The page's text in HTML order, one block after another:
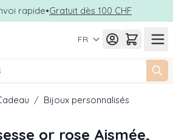
rapide•Gratuit dès 100 CHF
FR
/ Bijoux personnalisés
or rose Aismée,